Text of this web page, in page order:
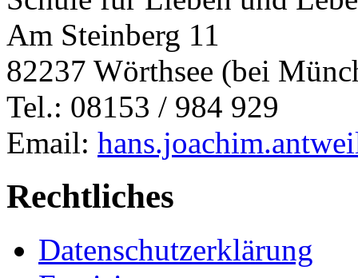
Am Steinberg 11
82237 Wörthsee (bei
Tel.: 08153 / 984 929
Email:
Rechtliches
Datenschutzerklärung